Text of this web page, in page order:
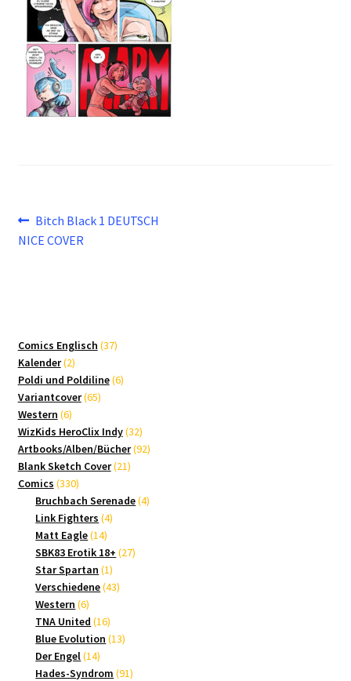
Beitragsnavigation
Vorheriger
Beitrag:
Bitch Black 1 DEUTSCH
NICE COVER
Comics Englisch 3737
Kalender 22
Produkte
Poldi und Poldiline 66
Variantcover 6565
Western 66
Produkte
WizKids HeroClix Indy 3232
Produkte
Artbooks/Alben/Bücher 9292
Blank Sketch Cover 2121
Comics 330330
Produkte
Bruchbach Serenade 44
Link Fighters 44
Matt Eagle 1414
Produkte
SBK83 Erotik 18+ 2727
Star Spartan 11
Produkt
Verschiedene 4343
Western 66
Produkte
TNA United 1616
Produkte
Blue Evolution 1313
Der Engel 1414
Produkte
Hades-Syndrom 9191